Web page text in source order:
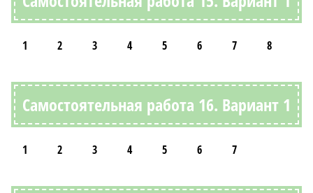
1 2 3 4 5 6 7 8
Самостоятельная работа 16. Вариант 1
1 2 3 4 5 6 7